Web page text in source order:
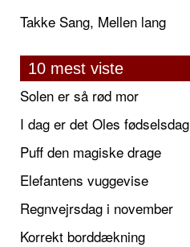
Takke Sang, Mellen lang
10 mest viste
Solen er så rød mor
I dag er det Oles fødselsdag
Puff den magiske drage
Elefantens vuggevise
Regnvejrsdag i november
Korrekt borddækning